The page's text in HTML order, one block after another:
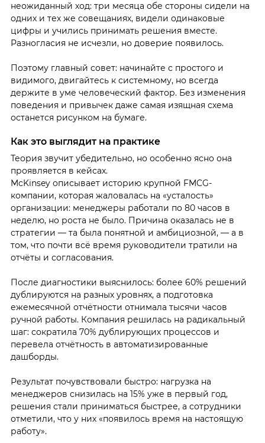
неожиданный ход: три месяца обе стороны сидели на
одних и тех же совещаниях, видели одинаковые
цифры и учились принимать решения вместе.
Разногласия не исчезли, но доверие появилось.
Поэтому главный совет: начинайте с простого и
видимого, двигайтесь к системному, но всегда
держите в уме человеческий фактор. Без изменения
поведения и привычек даже самая изящная схема
останется рисунком на бумаге.
Как это выглядит на практике
Теория звучит убедительно, но особенно ясно она
проявляется в кейсах.
McKinsey описывает историю крупной FMCG-
компании, которая жаловалась на «усталость»
организации: менеджеры работали по 80 часов в
неделю, но роста не было. Причина оказалась не в
стратегии — та была понятной и амбициозной, — а в
том, что почти всё время руководители тратили на
отчёты и согласования.
После диагностики выяснилось: более 60% решений
дублируются на разных уровнях, а подготовка
ежемесячной отчётности отнимала тысячи часов
ручной работы. Компания решилась на радикальный
шаг: сократила 70% дублирующих процессов и
перевела отчётность в автоматизированные
дашборды.
Результат почувствовали быстро: нагрузка на
менеджеров снизилась на 15% уже в первый год,
решения стали приниматься быстрее, а сотрудники
отметили, что у них «появилось время на настоящую
работу».